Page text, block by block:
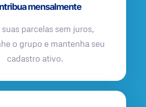
mensalmente
suas parcelas sem juros,
o grupo e mantenha seu
cadastro ativo.